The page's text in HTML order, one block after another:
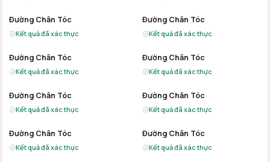
B
Đường Chân Tóc
Kết quả đã xác thực
B
Đường Chân Tóc
Kết quả đã xác thực
B
Đường Chân Tóc
Kết quả đã xác thực
B
Đường Chân Tóc
Kết quả đã xác thực
B
Đường Chân Tóc
Kết quả đã xác thực
B
Đường Chân Tóc
Kết quả đã xác thực
B
Đường Chân Tóc
Kết quả đã xác thực
B
Đường Chân Tóc
Kết quả đã xác thực